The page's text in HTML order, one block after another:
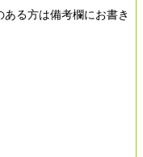
る方は備考欄にお書き